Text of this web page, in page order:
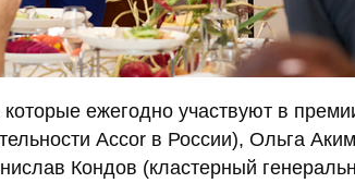
ежегодно участвуют в
Accor в России), Ольга
Кондов (кластерный